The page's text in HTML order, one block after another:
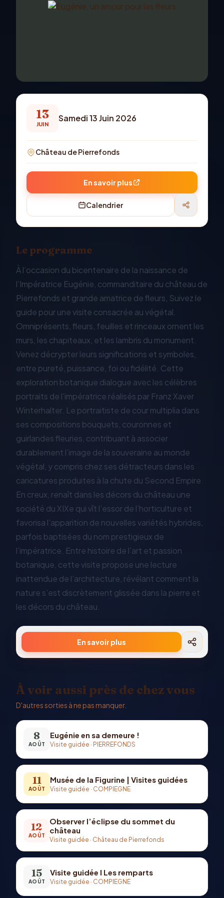
13
JUIN
Samedi 13 Juin 2026
Château de Pierrefonds
En savoir plus
Calendrier
Le programme
À l’occasion du bicentenaire de la naissance de
l’Impératrice Eugénie, commanditaire du château de
Pierrefonds et grande amatrice de fleurs, Suivez le
guide pour une visite consacrée au végétal.
Omniprésents, fleurs, feuilles et rinceaux ornent les
murs, les chapiteaux, et les lambris du monument.
Venez décrypter leurs significations et symboles,
entre pureté, puissance, foi ou fidélité. Cette
exploration botanique dialogue avec les célèbres
portraits de l’impératrice réalisés par Franz Xaver
Winterhalter. Le portraitiste de cour multiplia dans
ses compositions bouquets, couronnes et
guirlandes fleuries, contribuant à associer
durablement l’image de la souveraine au monde
végétal, y compris chez ses détracteurs dans les
caricatures produites à la chute du Second Empire.
En creux, renaît dans les décors du château une
société du XIXe qui vît l’essor de l’horticulture et
favorisa l’apparition de nouvelles variétés hybrides,
parfois baptisées du nom prestigieux de
l’impératrice. Entre histoire de l’art et passion
botanique, cette visite propose une lecture
inattendue de l’architecture, révélant comment la
nature s’est discrètement glissée dans la pierre et
les décors du château.
En savoir plus
À voir aussi près de chez vous
D'autres sorties à ne pas manquer.
8
AOÛT
Eugénie en sa demeure !
Visite guidée · PIERREFONDS
11
AOÛT
Musée de la Figurine | Visites guidées
Visite guidée · COMPIEGNE
12
AOÛT
Observer l’éclipse du sommet du
château
Visite guidée · Château de Pierrefonds
15
AOÛT
Visite guidée I Les remparts
Visite guidée · COMPIEGNE